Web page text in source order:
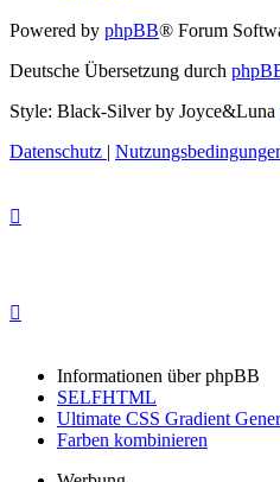
Powered by phpBB® Forum
Deutsche Übersetzung durch
Style: Black-Silver by Joyce&Luna
Datenschutz |
Informationen über phpBB
SELFHTML
Ultimate CSS Gradient
Farben kombinieren